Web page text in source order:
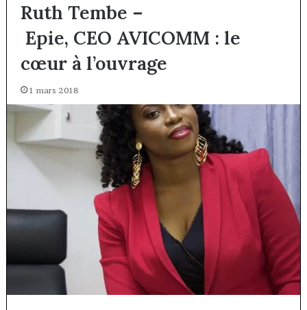
Ruth Tembe –
Epie, CEO AVICOMM : le
cœur à l’ouvrage
1 mars 2018